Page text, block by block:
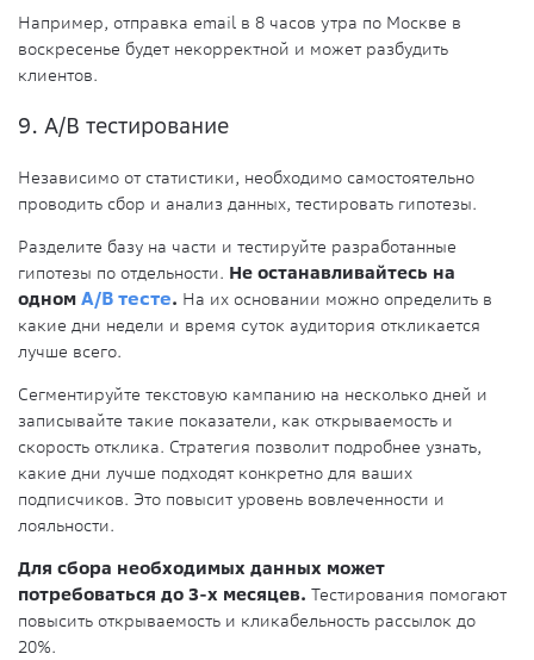
Например, отправка email в 8 часов утра по Москве в
воскресенье будет некорректной и может разбудить
клиентов.
9. A/B тестирование
Независимо от статистики, необходимо самостоятельно
проводить сбор и анализ данных, тестировать гипотезы.
Разделите базу на части и тестируйте разработанные
гипотезы по отдельности. Не останавливайтесь на
одном А/В тесте. На их основании можно определить в
какие дни недели и время суток аудитория откликается
лучше всего.
Сегментируйте текстовую кампанию на несколько дней и
записывайте такие показатели, как открываемость и
скорость отклика. Стратегия позволит подробнее узнать,
какие дни лучше подходят конкретно для ваших
подписчиков. Это повысит уровень вовлеченности и
лояльности.
Для сбора необходимых данных может
потребоваться до 3-х месяцев. Тестирования помогают
повысить открываемость и кликабельность рассылок до
20%.